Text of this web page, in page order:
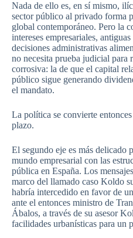
Nada de ello es, en sí mismo,
sector público al privado forma
global contemporáneo. Pero la
intereses empresariales,
decisiones administrativas
no necesita prueba judicial para
corrosiva: la de que el capital
público sigue generando
el mandato.
La política se convierte
plazo.
El segundo eje es más delicado
mundo empresarial con las
pública en España. Los
marco del llamado caso Koldo
habría intercedido en favor de
ante el entonces ministro de
Ábalos, a través de su asesor
facilidades urbanísticas para un